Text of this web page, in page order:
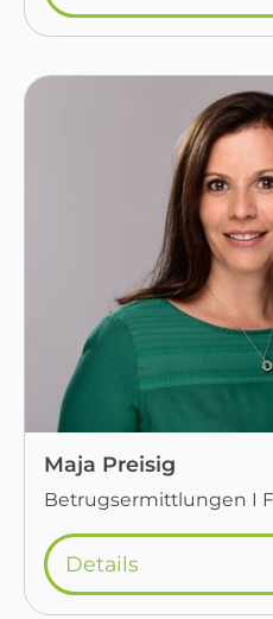
Maja Preisig
Betrugsermittlungen I
Details